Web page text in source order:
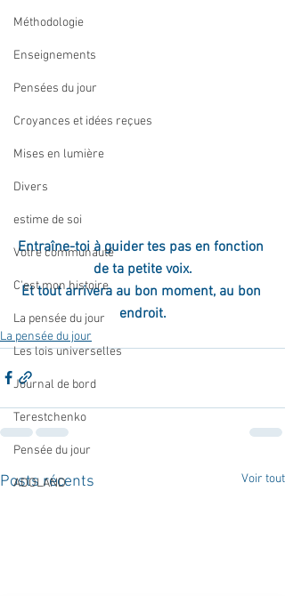
Méthodologie
Enseignements
Pensées du jour
Croyances et idées reçues
Mises en lumière
Divers
estime de soi
Votre communauté
C'est mon histoire
La pensée du jour
Les lois universelles
Journal de bord
Terestchenko
Pensée du jour
ADOLAND
Entraîne-toi à guider tes pas en fonction
de ta petite voix.
Et tout arrivera au bon moment, au bon
endroit.
La pensée du jour
Posts récents Voir tout